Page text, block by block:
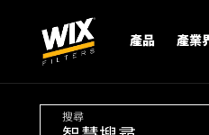
產品 產業
搜尋